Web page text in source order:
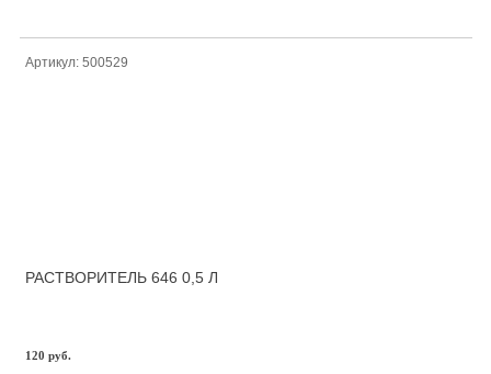
Артикул: 500529
РАСТВОРИТЕЛЬ 646 0,5 Л
120 руб.